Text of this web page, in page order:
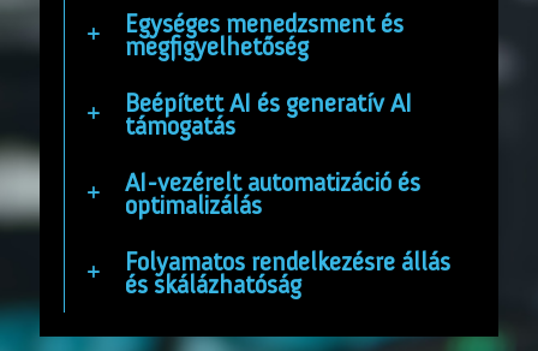
Egységes menedzsment és
megfigyelhetőség
Beépített AI és generatív AI
támogatás
AI-vezérelt automatizáció és
optimalizálás
Folyamatos rendelkezésre állás
és skálázhatóság